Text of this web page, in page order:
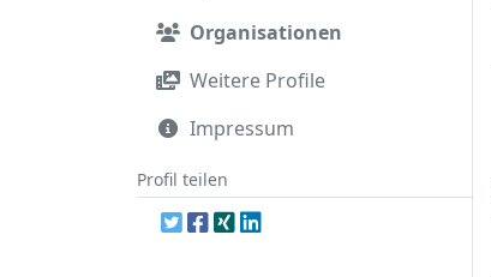
Organisationen
Weitere Profile
Impressum
Profil teilen